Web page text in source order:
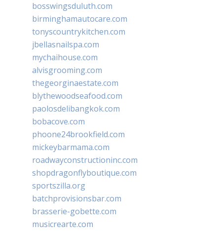
bosswingsduluth.com
birminghamautocare.com
tonyscountrykitchen.com
jbellasnailspa.com
mychaihouse.com
alvisgrooming.com
thegeorginaestate.com
blythewoodseafood.com
paolosdelibangkok.com
bobacove.com
phoone24brookfield.com
mickeybarmama.com
roadwayconstructioninc.com
shopdragonflyboutique.com
sportszilla.org
batchprovisionsbar.com
brasserie-gobette.com
musicrearte.com